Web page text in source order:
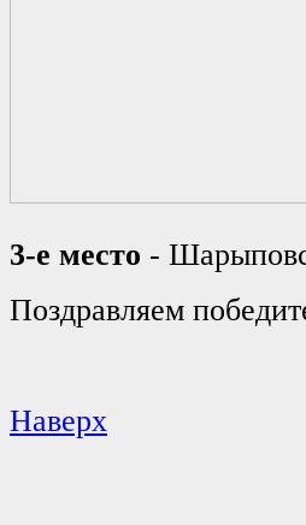
3-е место -
Поздравляем
Наверх